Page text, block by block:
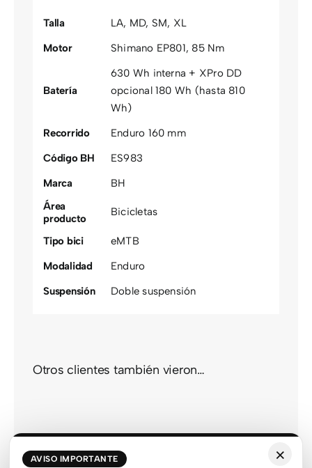
Talla LA, MD, SM, XL
Motor
Shimano EP801, 85 Nm
Batería
630 Wh interna + XPro DD
opcional 180 Wh (hasta 810
Wh)
Recorrido
Enduro 160 mm
Código BH
ES983
Marca
BH
Área
producto
Bicicletas
Tipo bici
eMTB
Modalidad
Enduro
Suspensión
Doble suspensión
Otros clientes también vieron…
×
AVISO IMPORTANTE